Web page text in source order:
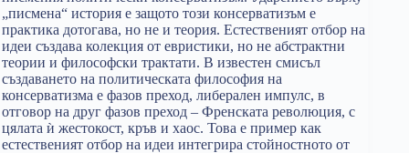
„писмена“ история е защото този консерватизъм е
практика дотогава, но не и теория. Естественият отбор на
идеи създава колекция от евристики, но не абстрактни
теории и философски трактати. В известен смисъл
създаването на политическата философия на
консерватизма е фазов преход, либерален импулс, в
отговор на друг фазов преход – Френската революция, с
цялата ѝ жестокост, кръв и хаос. Това е пример как
естественият отбор на идеи интегрира стойностното от